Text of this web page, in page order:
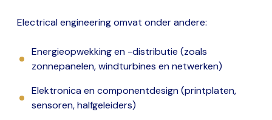
Electrical engineering omvat onder andere:
Energieopwekking en -distributie (zoals
zonnepanelen, windturbines en netwerken)
Elektronica en componentdesign (printplaten,
sensoren, halfgeleiders)